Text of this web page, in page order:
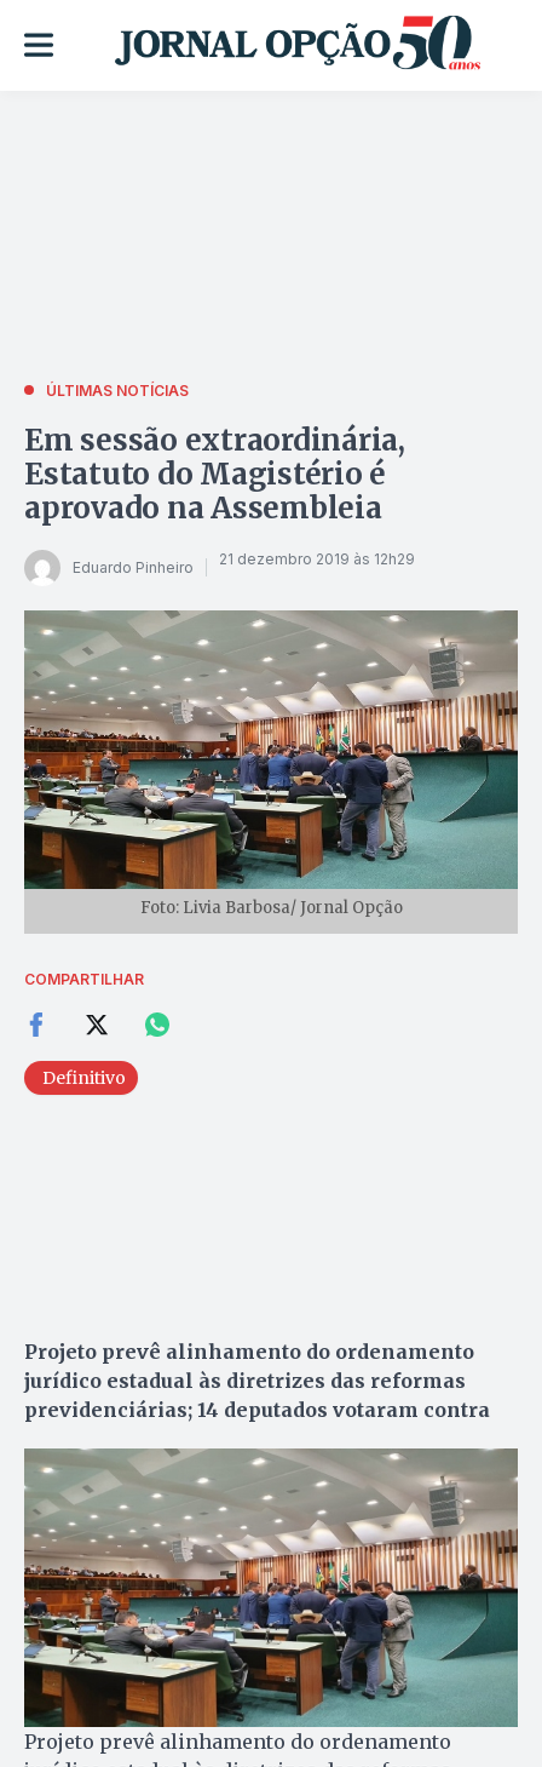
ÚLTIMAS NOTÍCIAS
Em sessão extraordinária,
Estatuto do Magistério é
aprovado na Assembleia
Eduardo Pinheiro 21 dezembro 2019 às 12h29
Foto: Livia Barbosa/ Jornal Opção
COMPARTILHAR
Definitivo
Projeto prevê alinhamento do ordenamento
jurídico estadual às diretrizes das reformas
previdenciárias; 14 deputados votaram contra
Projeto prevê alinhamento do ordenamento